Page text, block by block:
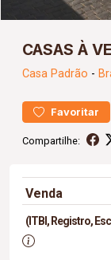
CASAS À
Casa Padrão -
Favoritar
Compartilhe:
Venda
(ITBI, Registro,